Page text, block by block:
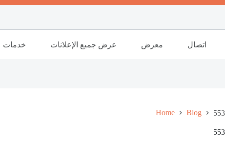
خدمات عرض جميع الإعلانات معرض اتصال
Home Blog